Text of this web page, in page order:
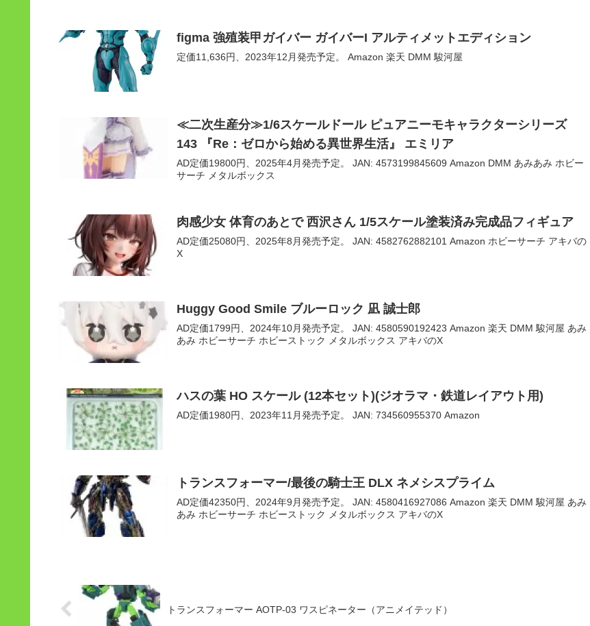
figma 強殖装甲ガイバー ガイバーI アルティメットエディション
定価11,636円、2023年12月発売予定。 Amazon 楽天 DMM 駿河屋
≪二次生産分≫1/6スケールドール ピュアニーモキャラクターシリーズ
143 『Re：ゼロから始める異世界生活』 エミリア
AD定価19800円、2025年4月発売予定。 JAN: 4573199845609 Amazon DMM あみあみ ホビー
サーチ メタルボックス
肉感少女 体育のあとで 西沢さん 1/5スケール塗装済み完成品フィギュア
AD定価25080円、2025年8月発売予定。 JAN: 4582762882101 Amazon ホビーサーチ アキバの
X
Huggy Good Smile ブルーロック 凪 誠士郎
AD定価1799円、2024年10月発売予定。 JAN: 4580590192423 Amazon 楽天 DMM 駿河屋 あみ
あみ ホビーサーチ ホビーストック メタルボックス アキバのX
ハスの葉 HO スケール (12本セット)(ジオラマ・鉄道レイアウト用)
AD定価1980円、2023年11月発売予定。 JAN: 734560955370 Amazon
トランスフォーマー/最後の騎士王 DLX ネメシスプライム
AD定価42350円、2024年9月発売予定。 JAN: 4580416927086 Amazon 楽天 DMM 駿河屋 あみ
あみ ホビーサーチ ホビーストック メタルボックス アキバのX
トランスフォーマー AOTP-03 ワスピネーター（アニメイテッド）